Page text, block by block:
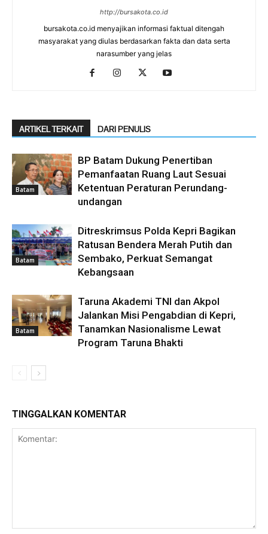
http://bursakota.co.id
bursakota.co.id menyajikan informasi faktual ditengah
masyarakat yang diulas berdasarkan fakta dan data serta
narasumber yang jelas
ARTIKEL TERKAIT DARI PENULIS
Batam
BP Batam Dukung Penertiban
Pemanfaatan Ruang Laut Sesuai
Ketentuan Peraturan Perundang-
undangan
Batam
Ditreskrimsus Polda Kepri Bagikan
Ratusan Bendera Merah Putih dan
Sembako, Perkuat Semangat
Kebangsaan
Batam
Taruna Akademi TNI dan Akpol
Jalankan Misi Pengabdian di Kepri,
Tanamkan Nasionalisme Lewat
Program Taruna Bhakti
TINGGALKAN KOMENTAR